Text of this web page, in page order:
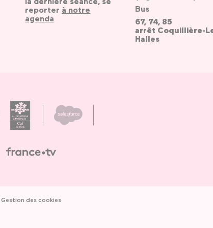
reporter à notre
agenda
Bus
67, 74, 85
arrêt Coquillière-
Halles
Gestion des cookies